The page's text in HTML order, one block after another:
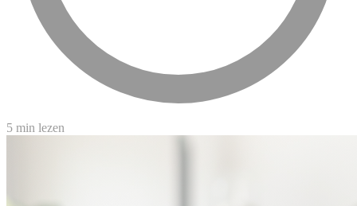
5 min lezen